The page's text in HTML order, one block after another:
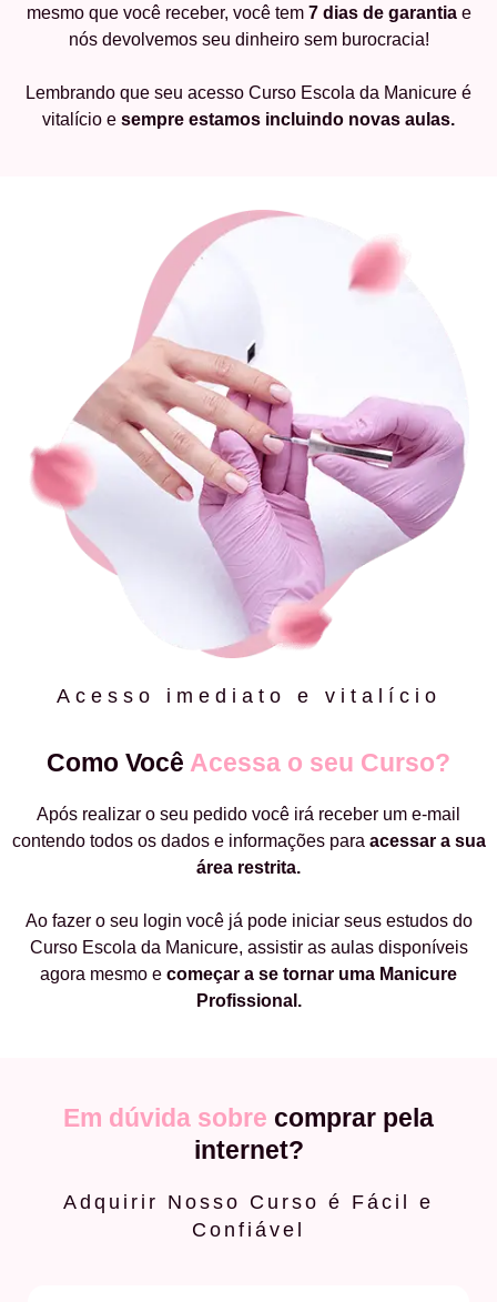
mesmo que você receber, você tem 7 dias de garantiae
nós devolvemos seu dinheiro sem burocracia!
Lembrando que seu acesso Curso Escola da Manicure é
vitalício e sempre estamos incluindo novas aulas.
Acesso imediato e vitalício
Como Você Acessa o seu Curso?
Após realizar o seu pedido você irá receber um e-mail
contendo todos os dados e informações para acessar a sua
área restrita.
Ao fazer o seu login você já pode iniciar seus estudos do
Curso Escola da Manicure, assistir as aulas disponíveis
agora mesmo e começar a se tornar uma Manicure
Profissional.
Em dúvida sobre comprar pela
internet?
Adquirir Nosso Curso é Fácil e
Confiável